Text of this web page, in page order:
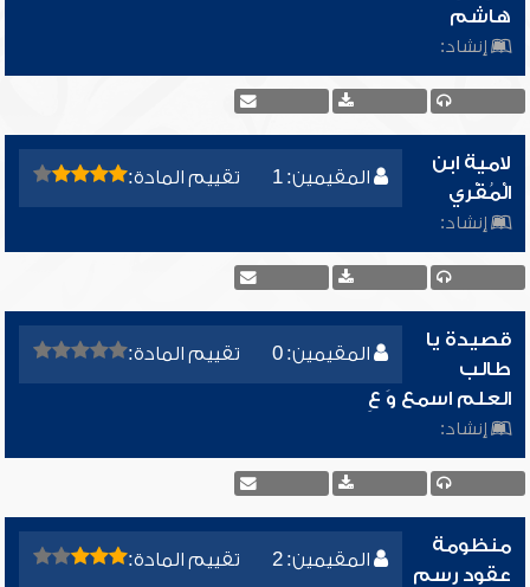
هاشم
إنشاد:
المقيمين: 1 تقييم المادة:
لامية ابن
الْمُقْري
إنشاد:
المقيمين: 0 تقييم المادة:
قصيدة يا
طالب
العلم اسمع وَ عِ
إنشاد:
المقيمين: 2 تقييم المادة:
منظومة
عقود رسم